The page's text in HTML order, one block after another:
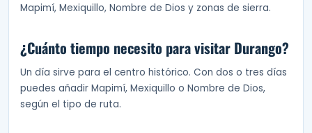
Mapimí, Mexiquillo, Nombre de Dios y zonas de sierra.
¿Cuánto tiempo necesito para visitar Durango?
Un día sirve para el centro histórico. Con dos o tres días
puedes añadir Mapimí, Mexiquillo o Nombre de Dios,
según el tipo de ruta.